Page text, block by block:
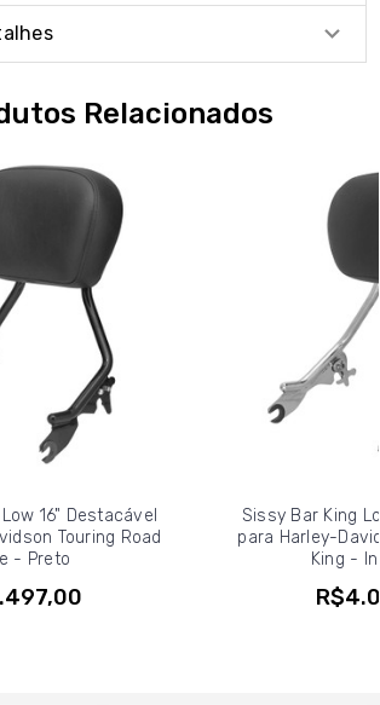
Relacionados
16" Destacável
Touring Road
- Preto
Sissy Bar King
para Harley-
King -